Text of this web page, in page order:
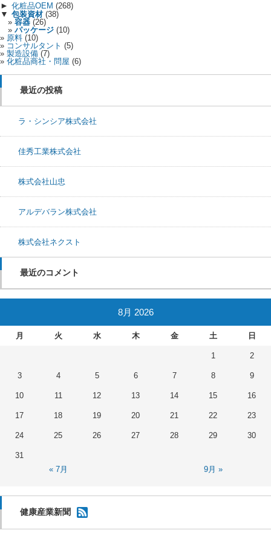
► 化粧品OEM (268)
▼ 包装資材 (38)
容器 (26)
パッケージ (10)
原料 (10)
コンサルタント (5)
製造設備 (7)
化粧品商社・問屋 (6)
最近の投稿
ラ・シンシア株式会社
佳秀工業株式会社
株式会社山忠
アルデバラン株式会社
株式会社ネクスト
最近のコメント
8月 2026
月 火 水 木 金 土 日
1 2
3 4 5 6 7 8 9
10 11 12 13 14 15 16
17 18 19 20 21 22 23
24 25 26 27 28 29 30
31
« 7月
9月 »
健康産業新聞